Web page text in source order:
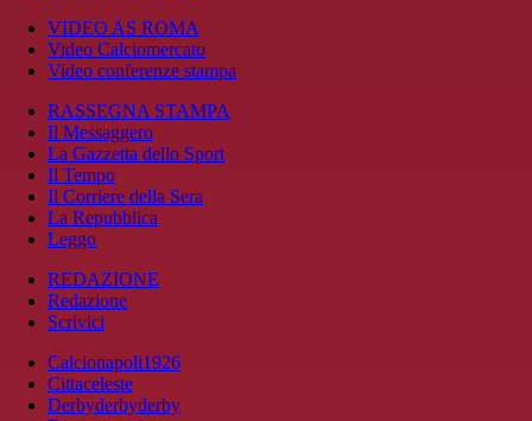
VIDEO AS ROMA
Video Calciomercato
Video conferenze stampa
RASSEGNA STAMPA
Il Messaggero
La Gazzetta dello Sport
Il Tempo
Il Corriere della Sera
La Repubblica
Leggo
REDAZIONE
Redazione
Scrivici
Calcionapoli1926
Cittaceleste
Derbyderbyderby